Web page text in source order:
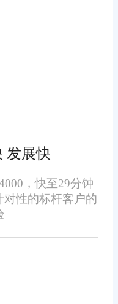
存数量、
规划库
库存不足的
发展快
，快至29分钟
对性的标杆客户的